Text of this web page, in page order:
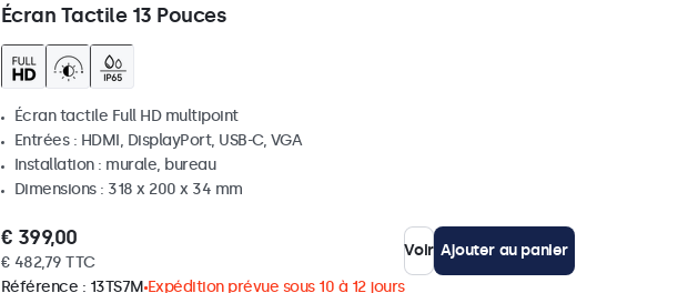
Écran Tactile 13 Pouces
Écran tactile Full HD multipoint
Entrées : HDMI, DisplayPort, USB-C, VGA
Installation : murale, bureau
Dimensions : 318 x 200 x 34 mm
€ 399,00
€ 482,79 TTC
Voir Ajouter au panier
Référence : 13TS7M Expédition prévue sous 10 à 12 jours